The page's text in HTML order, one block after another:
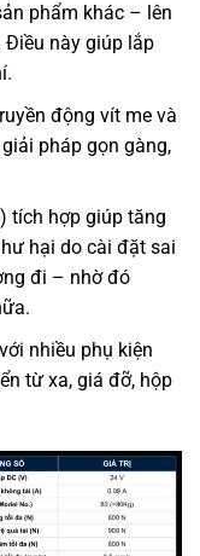
phẩm khác – lên
Điều này giúp lắp
động vít me và
pháp gọn gàng,
tích hợp giúp tăng
hại do cài đặt sai
đi – nhờ đó
nhiều phụ kiện
từ xa, giá đỡ, hộp